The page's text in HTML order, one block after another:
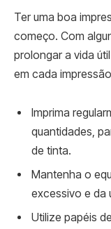
Ter uma boa
começo. Com
prolongar a vida
em cada
Imprima
quantidades,
de tinta.
Mantenha o
excessivo e da
Utilize papéis